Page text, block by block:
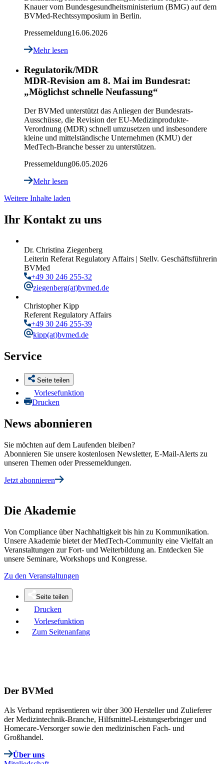
Knauer vom Bundesgesundheitsministerium (BMG) auf dem
BVMed-Rechtssymposium in Berlin.
Pressemeldung16.06.2026
Mehr lesen
Regulatorik/MDR
MDR-Revision am 8. Mai im Bundesrat:
„Möglichst schnelle Neufassung“
Der BVMed unterstützt das Anliegen der Bundesrats-
Ausschüsse, die Revision der EU-Medizinprodukte-
Verordnung (MDR) schnell umzusetzen und insbesondere
kleine und mittelständische Unternehmen (KMU) der
MedTech-Branche besser zu unterstützen.
Pressemeldung06.05.2026
Mehr lesen
Weitere Inhalte laden
Ihr Kontakt zu uns
Dr. Christina Ziegenberg
Leiterin Referat Regulatory Affairs | Stellv. Geschäftsführerin
BVMed
+49 30 246 255-32
ziegenberg(at)bvmed.de
Christopher Kipp
Referent Regulatory Affairs
+49 30 246 255-39
kipp(at)bvmed.de
Service
Seite teilen
Vorlesefunktion
Drucken
News abonnieren
Sie möchten auf dem Laufenden bleiben?
Abonnieren Sie unsere kostenlosen Newsletter, E-Mail-Alerts zu
unseren Themen oder Pressemeldungen.
Jetzt abonnieren
Die Akademie
Von Compliance über Nachhaltigkeit bis hin zu Kommunikation.
Unsere Akademie bietet der MedTech-Community eine Vielfalt an
Veranstaltungen zur Fort- und Weiterbildung an. Entdecken Sie
unsere Seminare, Workshops und Kongresse.
Zu den Veranstaltungen
Seite teilen
Drucken
Vorlesefunktion
Zum Seitenanfang
Der BVMed
Als Verband repräsentieren wir über 300 Hersteller und Zulieferer
der Medizintechnik-Branche, Hilfsmittel-Leistungserbringer und
Homecare-Versorger sowie den medizinischen Fach- und
Großhandel.
Über uns